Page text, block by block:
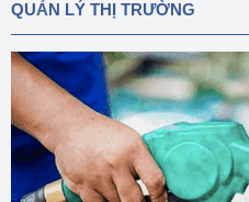
QUẢN LÝ THỊ TRƯỜNG